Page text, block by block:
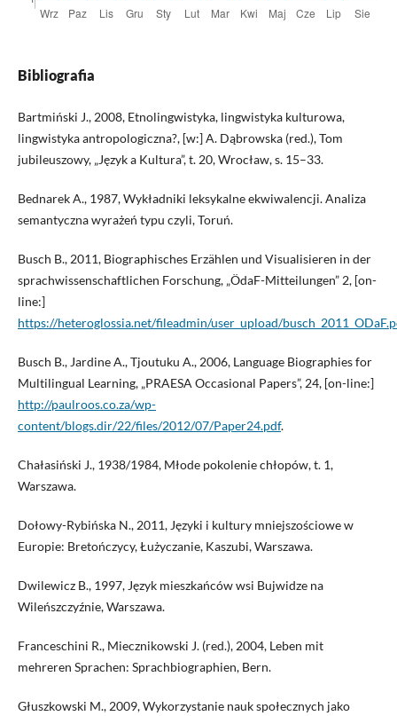
Bibliografia
Bartmiński J., 2008, Etnolingwistyka, lingwistyka kulturowa,
lingwistyka antropologiczna?, [w:] A. Dąbrowska (red.), Tom
jubileuszowy, „Język a Kultura”, t. 20, Wrocław, s. 15–33.
Bednarek A., 1987, Wykładniki leksykalne ekwiwalencji. Analiza
semantyczna wyrażeń typu czyli, Toruń.
Busch B., 2011, Biographisches Erzählen und Visualisieren in der
sprachwissenschaftlichen Forschung, „ÖdaF-Mitteilungen” 2, [on-
line:]
https://heteroglossia.net/fileadmin/user_upload/
Busch B., Jardine A., Tjoutuku A., 2006, Language Biographies for
Multilingual Learning, „PRAESA Occasional Papers”, 24, [on-line:]
http://paulroos.co.za/wp-
content/blogs.dir/22/files/2012/07/Paper24.pdf.
Chałasiński J., 1938/1984, Młode pokolenie chłopów, t. 1,
Warszawa.
Dołowy-Rybińska N., 2011, Języki i kultury mniejszościowe w
Europie: Bretończycy, Łużyczanie, Kaszubi, Warszawa.
Dwilewicz B., 1997, Język mieszkańców wsi Bujwidze na
Wileńszczyźnie, Warszawa.
Franceschini R., Miecznikowski J. (red.), 2004, Leben mit
mehreren Sprachen: Sprachbiographien, Bern.
Głuszkowski M., 2009, Wykorzystanie nauk społecznych jako